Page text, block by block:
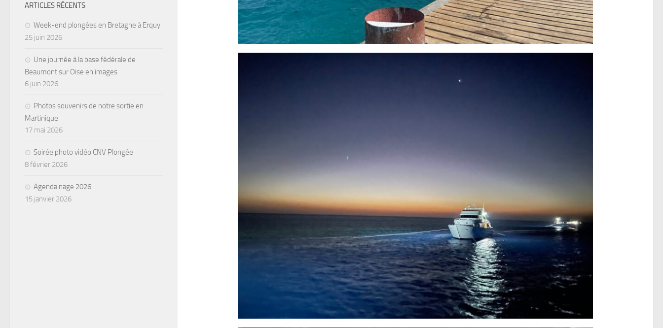
ARTICLES RÉCENTS
Week-end plongées en Bretagne à Erquy
25 juin 2026
Une journée à la base fédérale de
Beaumont sur Oise en images
6 juin 2026
Photos souvenirs de notre sortie en
Martinique
17 mai 2026
Soirée photo vidéo CNV Plongée
8 février 2026
Agenda nage 2026
15 janvier 2026